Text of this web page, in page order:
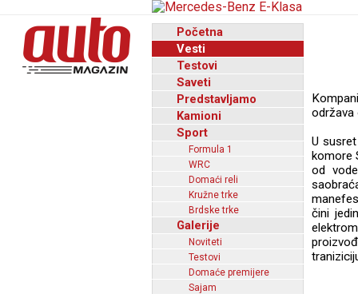
Početna
Vesti
Testovi
Saveti
Predstavljamo
Kamioni
Sport
Formula 1
WRC
Domaći reli
Kružne trke
Brdske trke
Galerije
Noviteti
Testovi
Domaće premijere
Sajam
održava
U
komore
od
čini